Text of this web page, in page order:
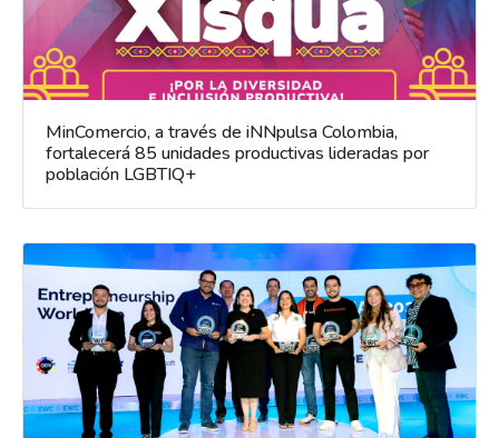
MinComercio, a través de iNNpulsa Colombia,
fortalecerá 85 unidades productivas lideradas por
población LGBTIQ+